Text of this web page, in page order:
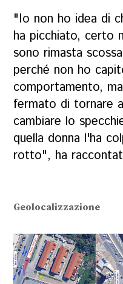
"Io non ho idea di
ha picchiato, certo
sono rimasta
perché non ho
comportamento,
fermato di tornare
cambiare lo
quella donna l'ha
rotto", ha
Geolocalizzazione